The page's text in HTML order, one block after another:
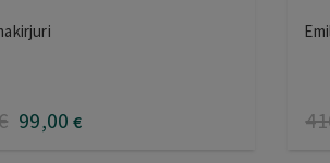
99,00 €